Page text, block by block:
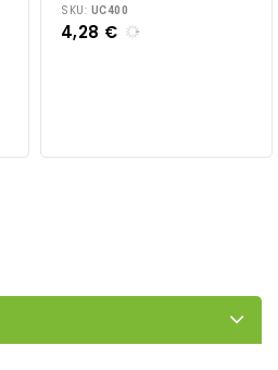
SKU: UC400
4,28 €